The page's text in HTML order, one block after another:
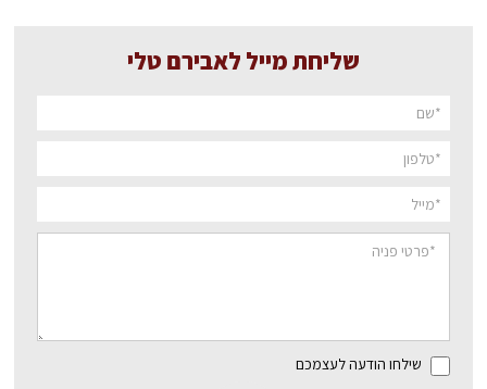
שליחת מייל לאבירם טלי
שילחו הודעה לעצמכם